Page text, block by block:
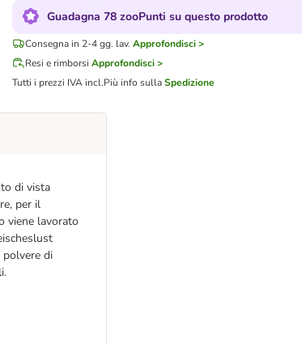
Guadagna 78 zooPunti su questo prodotto
Consegna in 2-4 gg. lav. Approfondisci >
Resi e rimborsi Approfondisci >
Tutti i prezzi IVA incl.Più info sullaSpedizione
di vista
per il
viene lavorato
polvere di